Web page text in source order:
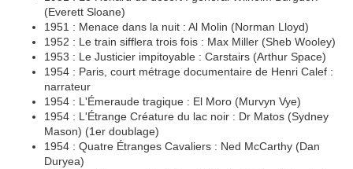
(Everett Sloane)
1951 : Menace dans la nuit : Al Molin (Norman Lloyd)
1952 : Le train sifflera trois fois : Max Miller (Sheb Wooley)
1953 : Le Justicier impitoyable : Carstairs (Arthur Space)
1954 : Paris, court métrage documentaire de Henri Calef :
narrateur
1954 : L'Émeraude tragique : El Moro (Murvyn Vye)
1954 : L'Étrange Créature du lac noir : Dr Matos (Sydney
Mason) (1er doublage)
1954 : Quatre Étranges Cavaliers : Ned McCarthy (Dan
Duryea)